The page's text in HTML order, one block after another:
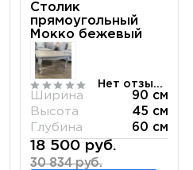
Столик
прямоугольный
Мокко бежевый
Нет отзывов
Ширина
90 см
Высота
45 см
Глубина
60 см
18 500 руб.
30 834 руб.